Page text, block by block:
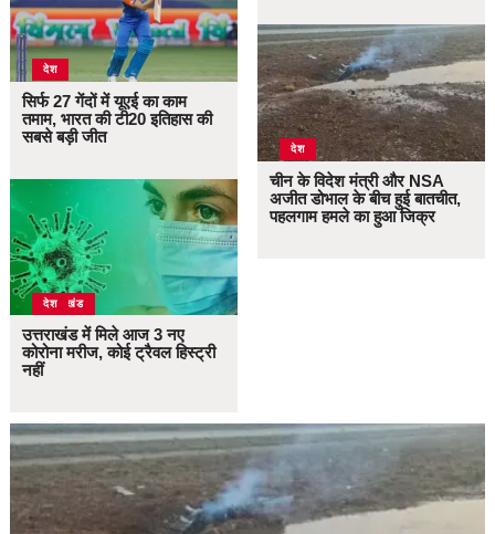
देश
सिर्फ 27 गेंदों में यूएई का काम
तमाम, भारत की टी20 इतिहास की
सबसे बड़ी जीत
उत्तराखंड
देश
उत्तराखंड में मिले आज 3 नए
कोरोना मरीज, कोई ट्रैवल हिस्ट्री
नहीं
देश
चीन के विदेश मंत्री और NSA
अजीत डोभाल के बीच हुई बातचीत,
पहलगाम हमले का हुआ जिक्र